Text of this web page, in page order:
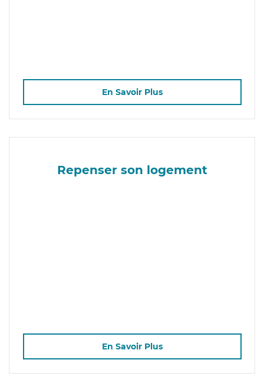
En Savoir Plus
Repenser son logement
En Savoir Plus